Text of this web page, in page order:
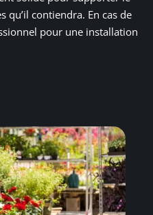
qu’il contiendra. En cas de
pour une installation